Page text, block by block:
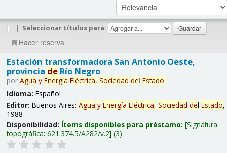
| | Seleccionar títulos para:
Hacer reserva
Estación transformadora San Antonio Oeste,
provincia deRío Negro
por Agua y Energía Eléctrica, Sociedad del Estado.
Idioma: Español
Editor: Buenos Aires: Agua y Energía Eléctrica, Sociedad del Estado,
1988
Disponibilidad: Ítems disponibles para préstamo: Signatura
topográfica: 621.374.5/A282/v.2 (3).